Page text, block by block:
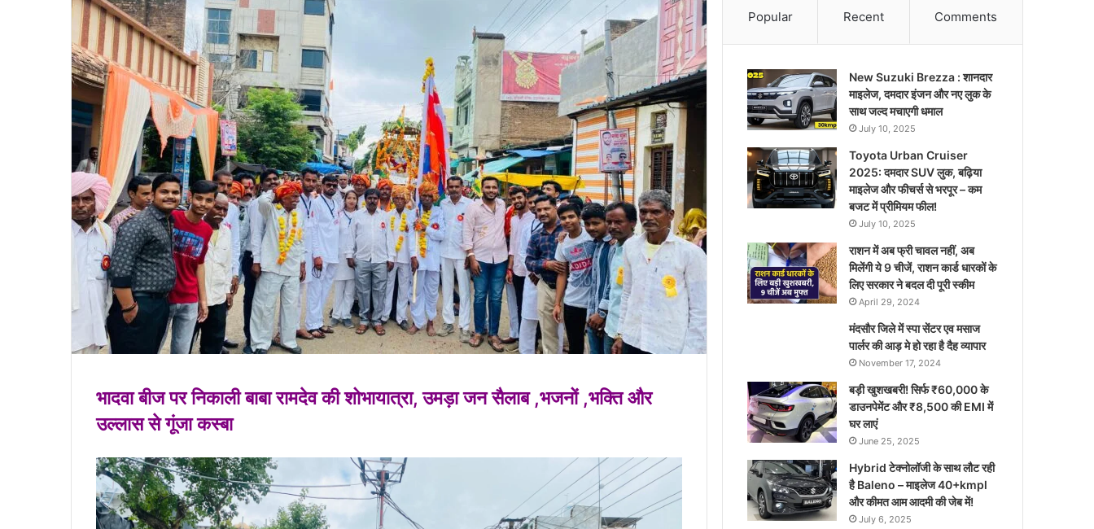
भादवा बीज पर निकाली बाबा रामदेव की शोभायात्रा, उमड़ा जन सैलाब ,भजनों ,भक्ति और
उल्लास से गूंजा कस्बा
Popular Recent Comments
New Suzuki Brezza : शानदार
माइलेज, दमदार इंजन और नए लुक के
साथ जल्द मचाएगी धमाल
July 10, 2025
Toyota Urban Cruiser
2025: दमदार SUV लुक, बढ़िया
माइलेज और फीचर्स से भरपूर – कम
बजट में प्रीमियम फील!
July 10, 2025
राशन में अब फ्री चावल नहीं, अब
मिलेंगी ये 9 चीजें, राशन कार्ड धारकों के
लिए सरकार ने बदल दी पूरी स्कीम
April 29, 2024
मंदसौर जिले में स्पा सेंटर एव मसाज
पार्लर की आड़ मे हो रहा है दैह व्यापार
November 17, 2024
बड़ी खुशखबरी! सिर्फ ₹60,000 के
डाउनपेमेंट और ₹8,500 की EMI में
घर लाएं
June 25, 2025
Hybrid टेक्नोलॉजी के साथ लौट रही
है Baleno – माइलेज 40+kmpl
और कीमत आम आदमी की जेब में!
July 6, 2025